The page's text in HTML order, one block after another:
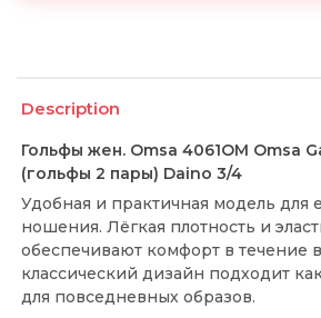
Description
Гольфы жен. Omsa 4061OM Omsa
(гольфы 2 пары) Daino 3/4
Удобная и практичная модель для
ношения. Лёгкая плотность и
обеспечивают комфорт в течение
классический дизайн подходит
для повседневных образов.